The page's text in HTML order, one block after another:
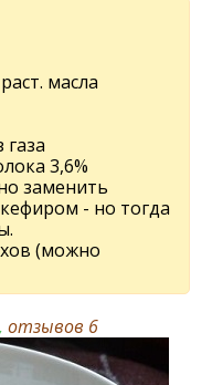
масла
3,6%
заменить
- но тогда
(можно
отзывов 6